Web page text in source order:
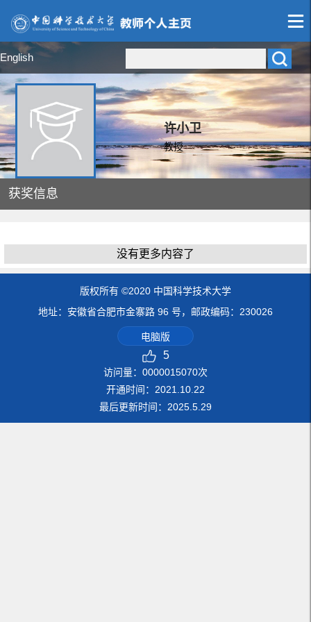
English
许小卫
教授
获奖信息
没有更多内容了
版权所有 ©2020 中国科学技术大学
地址：安徽省合肥市金寨路 96 号，邮政编码：230026
电脑版
5
访问量： 0000015070次
开通时间： 2021 10 22
最后更新时间： 2025 5 29